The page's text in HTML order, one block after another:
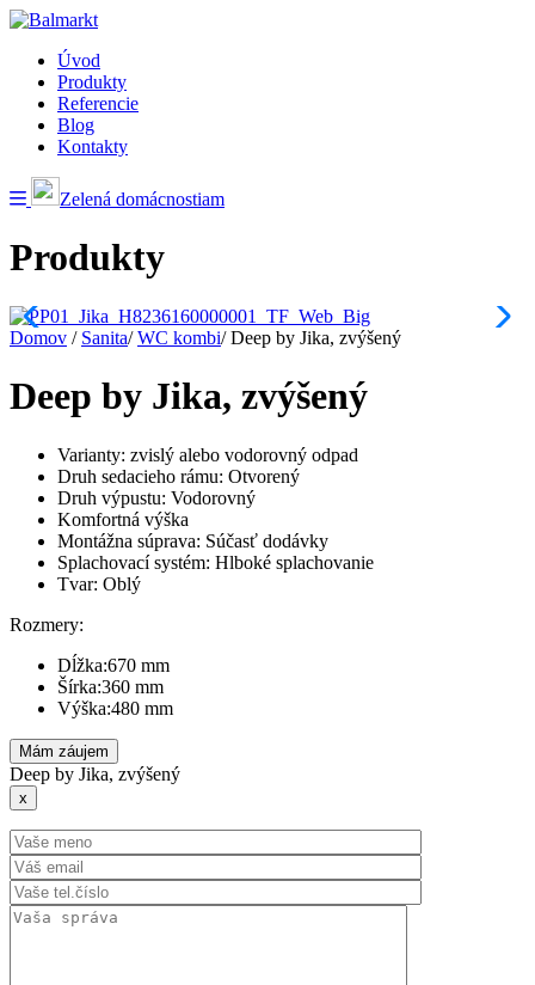
Úvod
Produkty
Referencie
Blog
Kontakty
Zelená domácnostiam
Produkty
Domov / Sanita/ WC kombi/ Deep by Jika, zvýšený
Deep by Jika, zvýšený
Varianty: zvislý alebo vodorovný odpad
Druh sedacieho rámu: Otvorený
Druh výpustu: Vodorovný
Komfortná výška
Montážna súprava: Súčasť dodávky
Splachovací systém: Hlboké splachovanie
Tvar: Oblý
Rozmery:
Dĺžka:670 mm
Šírka:360 mm
Výška:480 mm
Mám záujem
Deep by Jika, zvýšený
x